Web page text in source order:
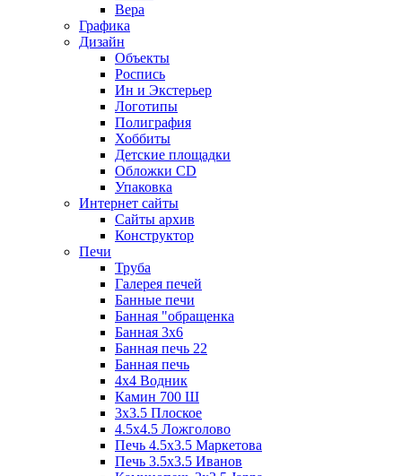
Вера
Графика
Дизайн
Объекты
Роспись
Ин и Экстерьер
Логотипы
Полиграфия
Хоббиты
Детские площадки
Обложки CD
Упаковка
Интернет сайты
Сайты архив
Конструктор
Печи
Труба
Галерея печей
Банные печи
Банная "обращенка
Банная 3х6
Банная печь 22
Банная печь
4х4 Водник
Камин 700 Ш
3x3.5 Плоское
4.5x4.5 Ложголово
Печь 4.5x3.5 Маркетова
Печь 3.5x3.5 Иванов